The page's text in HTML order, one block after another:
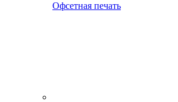
Офсетная печать